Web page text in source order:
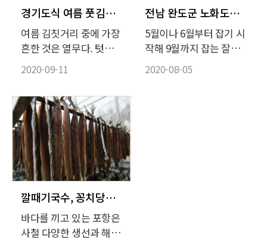
『수운잡방(需雲雜
方)』이 최초의 조리서
로 오랜 기간 알려져 있
었기 때문이다.
경기도식 여름 풋김치와 겨울 묵은지가 어우러진 밥상
여름 김칫거리 중에 가장
흔한 것은 열무다. 텃밭
에 한 고랑을 내 열무씨
앗을 뿌려 두면 어린 열
무가 자란다. 이걸 솎아
무쳐도 먹고 된장국도 끓
여먹다가 손바닥 길이만
큼 자라면 비로소 뽑아
김치를 담근다. 콩 포기
사이에 뿌려 거둔 콩밭
열무도 초여름 귀한 김칫
거리가 된다.
2020-09-11
전남 완도군 노화도의 여름 자하젓과 전복
5월이나 6월부터 잡기 시
작해 9월까지 잡는 잘디
잔 자하(紫蝦). 곤쟁이라
고도 불리는 자하는 곤쟁
2020-08-05
깔때기국수, 꽁치당구국 등 경북 해안가 해녀음식과 토속음식
바다를 끼고 있는 포항은
사철 다양한 생선과 해산